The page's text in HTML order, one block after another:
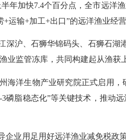
加快7.4个百分点，全市远洋
运输+加工+出口”的远洋渔业经营
、石狮华锦码头、石狮石湖
业监管冻库，共同构建起从渔获
洋生物产业研究院正式启用，
磷脂稳态化”等关键技术，推
用足用好远洋渔业减免税政